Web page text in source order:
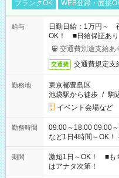
ブランクOK
WEB登録・面接
給与
日勤日給：1万円
OK！ ■日給保証あり
交通費別途支給あ
交通費 交通費規定支
勤務地
東京都豊島区
池袋駅から徒歩 / 駒
イベント会場など
勤務時間
09:00～18:00 09:00
など1日4時間～OK！ その他シフトもございます！ お気軽にご
相談ください！
期間
激短1日～OK！ ■も
はアナタ次第！